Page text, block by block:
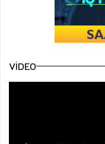
VIDEO